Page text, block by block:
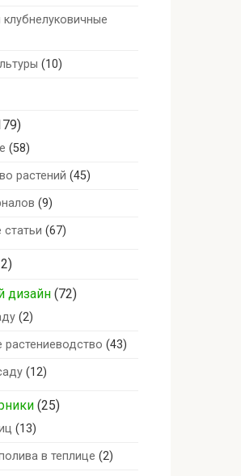
(10)
(58)
растений (45)
(9)
статьи (67)
дизайн (72)
(2)
(43)
(12)
(25)
(13)
в теплице (2)